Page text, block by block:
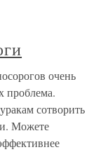
очень
проблема.
сотворить
Можете